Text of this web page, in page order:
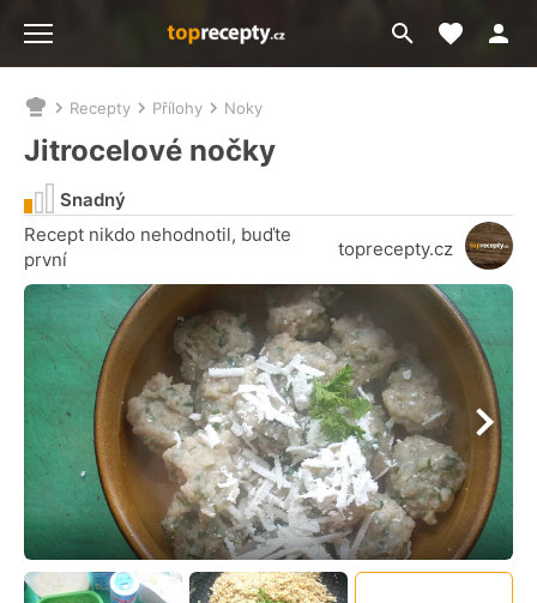
Přejít
na
Moje
Nacházíte
se
zde:
Recepty Přílohy Noky
Jitrocelové nočky
Recept nikdo nehodnotil, buďte
první
toprecepty.cz
Snadný